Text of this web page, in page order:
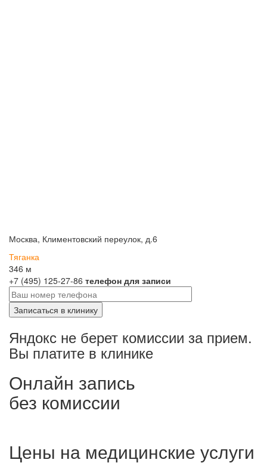
Москва, Климентовский переулок, д.6
Тяганка
346 м
+7 (495) 125-27-86 телефон для записи
Яндокс не берет комиссии за прием.
Вы платите в клинике
Онлайн запись
без комиссии
Цены на медицинские услуги